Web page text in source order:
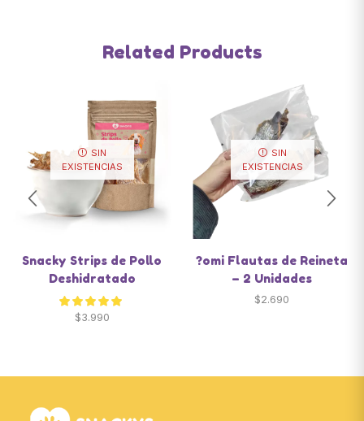
Related Products
SIN
EXISTENCIAS
Snacky Strips de Pollo
Deshidratado
$3.990
SIN
EXISTENCIAS
?omi Flautas de Reineta
– 2 Unidades
$2.690